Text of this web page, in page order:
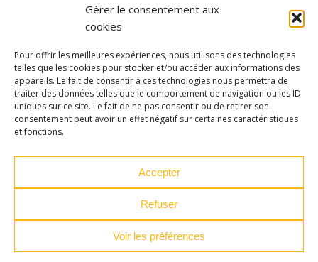
Gérer le consentement aux
cookies
Pour offrir les meilleures expériences, nous utilisons des technologies
telles que les cookies pour stocker et/ou accéder aux informations des
appareils. Le fait de consentir à ces technologies nous permettra de
traiter des données telles que le comportement de navigation ou les ID
uniques sur ce site. Le fait de ne pas consentir ou de retirer son
consentement peut avoir un effet négatif sur certaines caractéristiques
et fonctions.
Accepter
Refuser
Voir les préférences
Musique Danse
Théâtre Arts-plastiques